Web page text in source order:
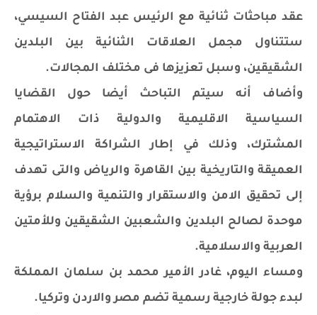
عقد مباحثات ثنائية مع الرئيس عبد الفتاح السيسي،
ستتناول مجمل العلاقات الثنائية بين البلدين
الشقيقين، وسبل تعزيزها فى مختلف المجالات.
وأضاف أنه سيتم التباحث أيضا حول القضايا
السياسية الاقليمية والدولية ذات الاهتمام
المشترك، وذلك في إطار الشراكة الاستراتيجية
العميقة والتاريخية بين القاهرة والرياض والتى تهدف
إلى تحقيق الامن والاستقرار والتنمية والسلام برؤية
موحدة لصالح البلدين والشعبين الشقيقين وللأمتين
العربية والاسلامية.
ومساء اليوم، غادر الأمير محمد بن سلمان المملكة
لبدء جولة خارجية رسمية تضم مصر والاردن وتركيا.